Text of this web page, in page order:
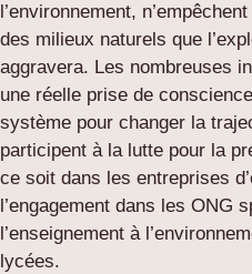
l’environnement,
des milieux naturels que
aggravera. Les nombreuses
une réelle prise de
système pour changer la
participent à la lutte pour la
ce soit dans les entreprises
l’engagement dans les ONG
l’enseignement à
lycées.